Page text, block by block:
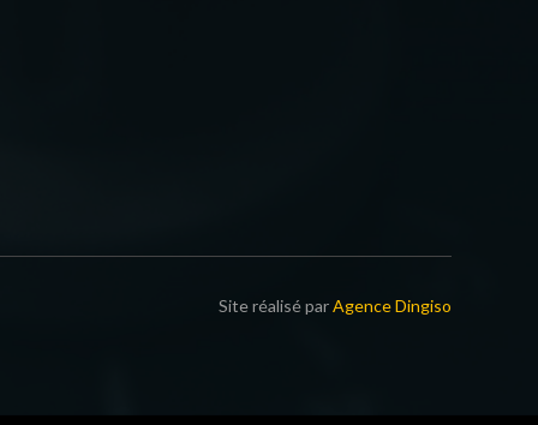
Site réalisé parAgence Dingiso